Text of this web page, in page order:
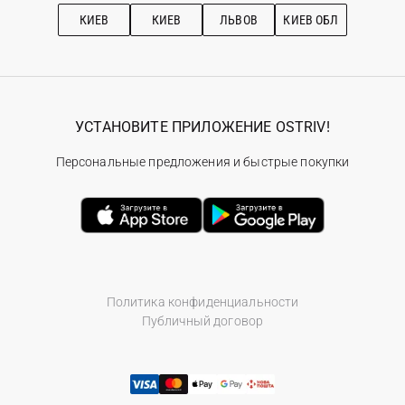
КИЕВ КИЕВ ЛЬВОВ КИЕВ ОБЛ
Политика конфиденциальности
Публичный договор
УСТАНОВИТЕ ПРИЛОЖЕНИЕ OSTRIV!
Персональные предложения и быстрые покупки